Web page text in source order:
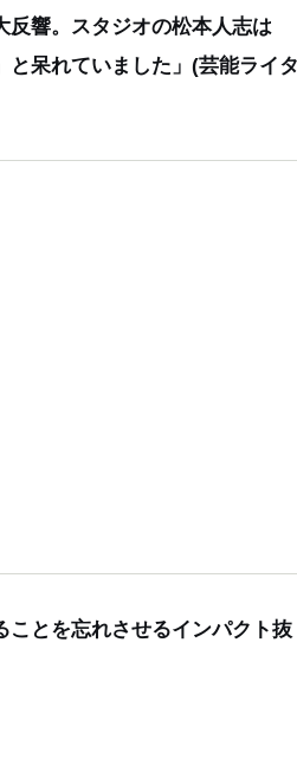
反響。スタジオの松本人志は
と呆れていました」(芸能ライ
とを忘れさせるインパクト抜